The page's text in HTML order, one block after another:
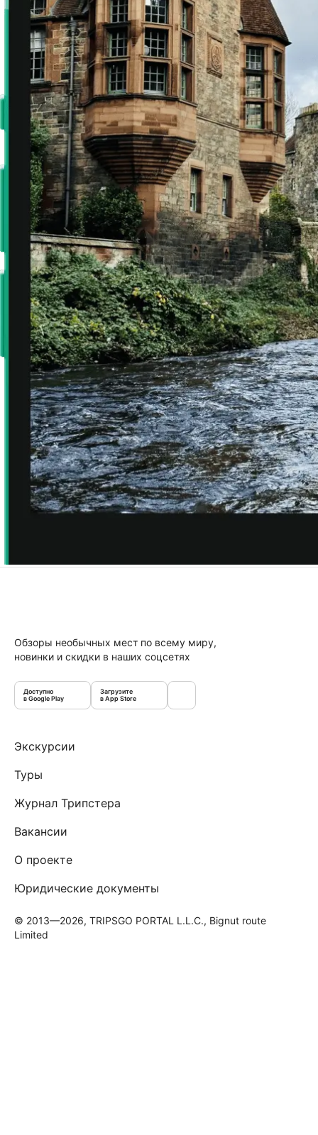
Обзоры необычных мест по всему миру,
новинки и скидки в наших соцсетях
Доступно
в Google Play
Загрузите
в App Store
Экскурсии
Туры
Журнал Трипстера
Вакансии
О проекте
Юридические документы
© 2013—2026, TRIPSGO PORTAL L.L.C., Bignut route
Limited